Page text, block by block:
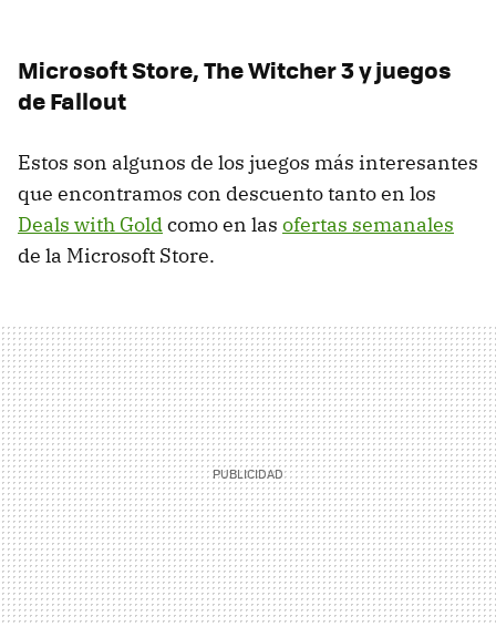
Microsoft Store, The Witcher 3 y juegos
de Fallout
Estos son algunos de los juegos más interesantes
que encontramos con descuento tanto en los
Deals with Goldcomo en las ofertas semanales
de la Microsoft Store.